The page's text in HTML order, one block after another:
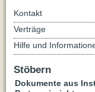
Kontakt
Verträge
Hilfe und
Stöbern
Dokumente aus